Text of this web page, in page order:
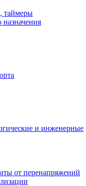
таймеры
назначения
и инженерные
от перенапряжений